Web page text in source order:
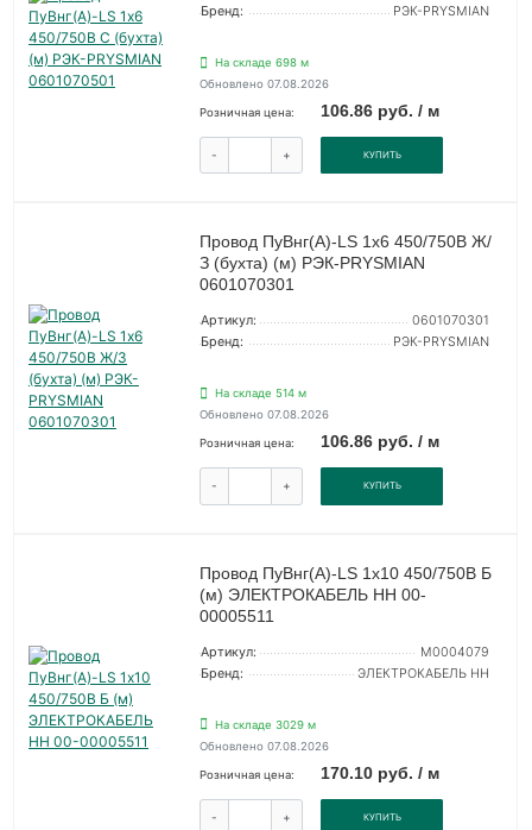
Бренд:
РЭК-PRYSMIAN
На складе 698 м
Обновлено 07.08.2026
Розничная цена: 106.86 руб. / м
- + КУПИТЬ
Провод ПуВнг(А)-LS 1х6 450/750В Ж/
З (бухта) (м) РЭК-PRYSMIAN
0601070301
Артикул:
0601070301
Бренд:
РЭК-PRYSMIAN
На складе 514 м
Обновлено 07.08.2026
Розничная цена: 106.86 руб. / м
- + КУПИТЬ
Провод ПуВнг(А)-LS 1х10 450/750В Б
(м) ЭЛЕКТРОКАБЕЛЬ НН 00-
00005511
Артикул:
M0004079
Бренд:
ЭЛЕКТРОКАБЕЛЬ НН
На складе 3029 м
Обновлено 07.08.2026
Розничная цена: 170.10 руб. / м
- + КУПИТЬ